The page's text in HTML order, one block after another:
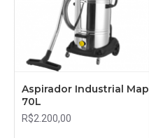
Aspirador Industrial Map
70L
R$2.200,00